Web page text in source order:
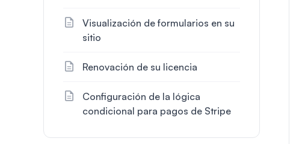
Visualización de formularios en su
sitio
Renovación de su licencia
Configuración de la lógica
condicional para pagos de Stripe